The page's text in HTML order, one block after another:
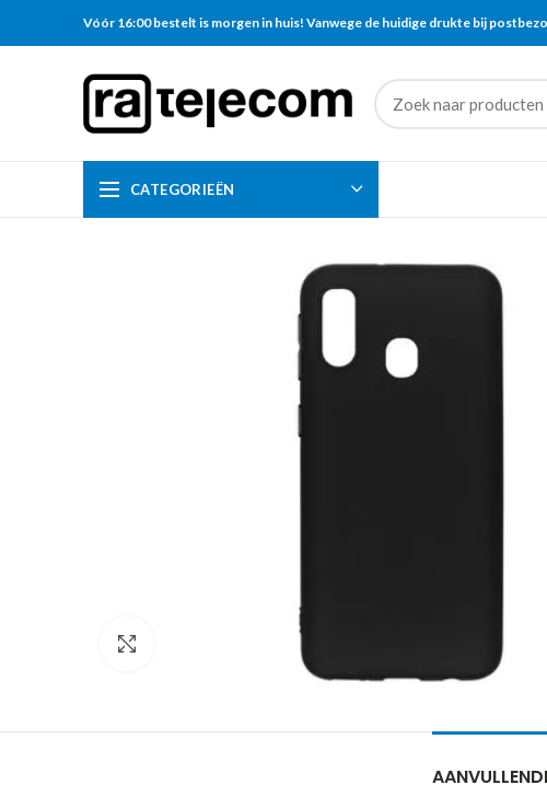
Vóór 16:00 bestelt is morgen in huis! Vanwege de huidige drukte bij
CATEGORIEËN